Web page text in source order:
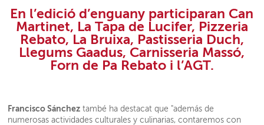
En l’edició d’enguany participaran Can
Martinet, La Tapa de Lucifer, Pizzeria
Rebato, La Bruixa, Pastisseria Duch,
Llegums Gaadus, Carnisseria Massó,
Forn de Pa Rebatoi l’AGT.
Francisco Sánchez també ha destacat que "además de
numerosas actividades culturales y culinarias, contaremos con